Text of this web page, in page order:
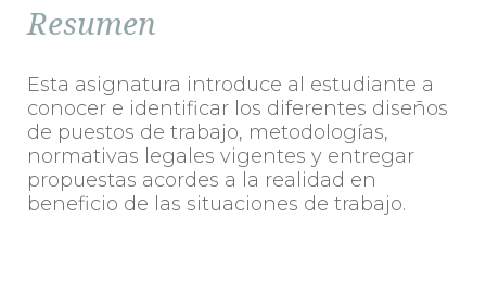
Resumen
Esta asignatura introduce al estudiante a
conocer e identificar los diferentes diseños
de puestos de trabajo, metodologías,
normativas legales vigentes y entregar
propuestas acordes a la realidad en
beneficio de las situaciones de trabajo.